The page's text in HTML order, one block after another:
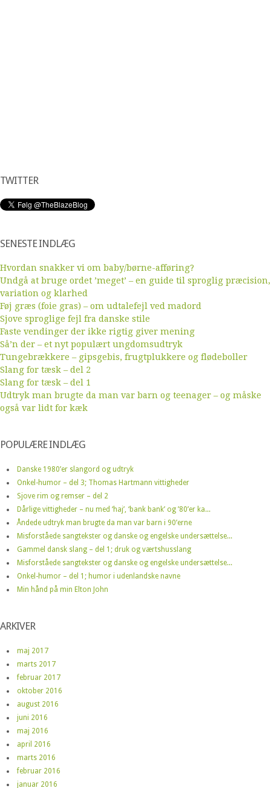
TWITTER
SENESTE INDLÆG
Hvordan snakker vi om baby/børne-afføring?
Undgå at bruge ordet ’meget’ – en guide til sproglig præcision,
variation og klarhed
Føj græs (foie gras) – om udtalefejl ved madord
Sjove sproglige fejl fra danske stile
Faste vendinger der ikke rigtig giver mening
Så’n der – et nyt populært ungdomsudtryk
Tungebrækkere – gipsgebis, frugtplukkere og flødeboller
Slang for tæsk – del 2
Slang for tæsk – del 1
Udtryk man brugte da man var barn og teenager – og måske
også var lidt for kæk
POPULÆRE INDLÆG
Danske 1980’er slangord og udtryk
Onkel-humor – del 3; Thomas Hartmann vittigheder
Sjove rim og remser – del 2
Dårlige vittigheder – nu med ‘haj’, ‘bank bank’ og ’80’er ka...
Åndede udtryk man brugte da man var barn i 90’erne
Misforståede sangtekster og danske og engelske undersættelse...
Gammel dansk slang – del 1; druk og værtshusslang
Misforståede sangtekster og danske og engelske undersættelse...
Onkel-humor – del 1; humor i udenlandske navne
Min hånd på min Elton John
ARKIVER
maj 2017
marts 2017
februar 2017
oktober 2016
august 2016
juni 2016
maj 2016
april 2016
marts 2016
februar 2016
januar 2016